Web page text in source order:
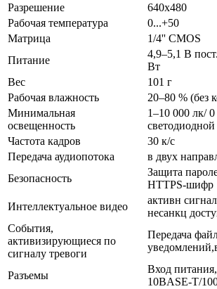
Разрешение
640x480
Рабочая температура
0...+50
Матрица
1/4'' CMOS
Питание
4,9–5,1 В
Вт
Вес
101 г
Рабочая влажность
20–80 % (без
Минимальная
освещенность
1–10 000 лк/
светодиодной
Частота кадров
30 к/с
Передача аудиопотока
в двух
Безопасность
Защита
HTTPS-шифр
Интеллектуальное видео
активн
несанкц
События,
активизирующиеся по
сигналу тревоги
Передача
Разъемы
Вход
10BASE-T/